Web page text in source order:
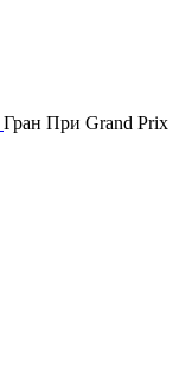
Гран При Grand Prix